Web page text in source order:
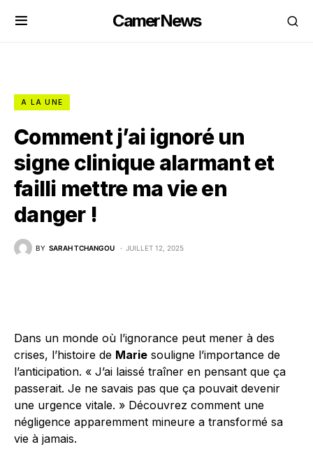
CamerNews
A LA UNE
Comment j’ai ignoré un
signe clinique alarmant et
failli mettre ma vie en
danger !
BY SARAH TCHANGOU JUILLET 12, 2025
Dans un monde où l’ignorance peut mener à des
crises, l’histoire de Marie souligne l’importance de
l’anticipation. « J’ai laissé traîner en pensant que ça
passerait. Je ne savais pas que ça pouvait devenir
une urgence vitale. » Découvrez comment une
négligence apparemment mineure a transformé sa
vie à jamais.